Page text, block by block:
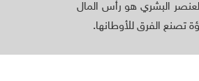
العنصر البشري هو رأس الما
تصنع الفرق للأوطانها.